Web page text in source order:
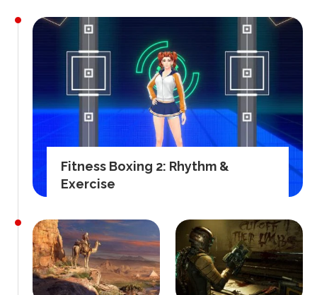
Fitness Boxing 2: Rhythm &
Exercise